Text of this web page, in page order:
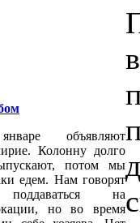
объявляют
Колонну долго
потом мы
едем. Нам говорят
на
но во время